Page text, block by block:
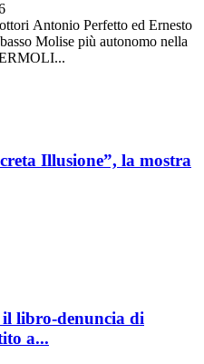
Antonio Perfetto ed Ernesto
Molise più autonomo nella
Illusione”, la mostra
il libro-denuncia di
a...